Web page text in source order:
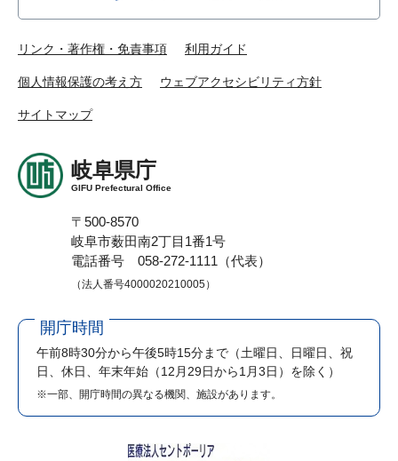
リンク・著作権・免責事項 利用ガイド
個人情報保護の考え方 ウェブアクセシビリティ方針
サイトマップ
岐阜県庁
GIFU Prefectural Office
〒500-8570
岐阜市薮田南2丁目1番1号
電話番号 058-272-1111（代表）
（法人番号4000020210005）
開庁時間
午前8時30分から午後5時15分まで （土曜日、日曜日、祝
日、休日、年末年始（12月29日から1月3日）を除く）
※一部、開庁時間の異なる機関、施設があります。